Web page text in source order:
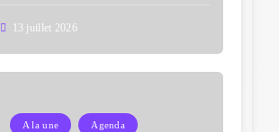
13 juillet 2026
A la une Agenda